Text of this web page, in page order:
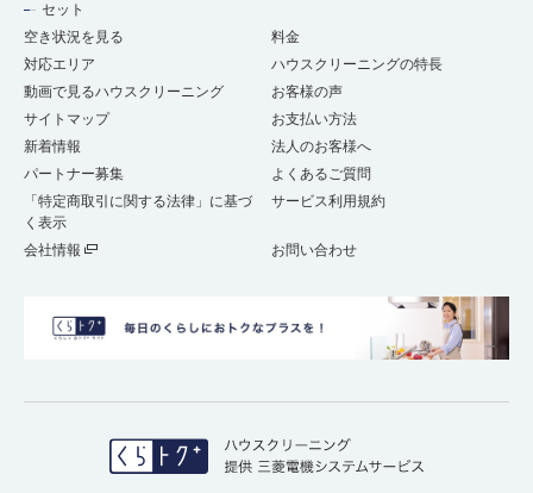
セット
空き状況を見る
料金
対応エリア
ハウスクリーニングの特長
動画で見るハウスクリーニング
お客様の声
サイトマップ
お支払い方法
新着情報
法人のお客様へ
パートナー募集
よくあるご質問
「特定商取引に関する法律」に基づ
く表示
サービス利用規約
会社情報 お問い合わせ